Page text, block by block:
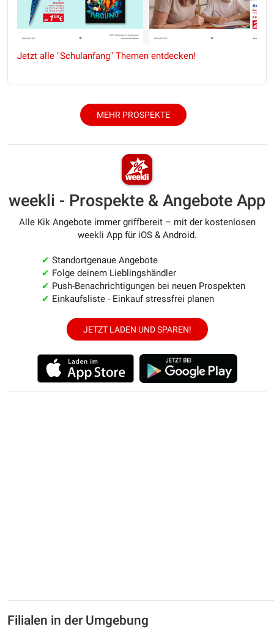
Jetzt alle "Schulanfang" Themen entdecken!
MEHR PROSPEKTE
weekli - Prospekte & Angebote App
Alle Kik Angebote immer griffbereit – mit der kostenlosen
weekli App für iOS & Android.
✔ Standortgenaue Angebote
✔ Folge deinem Lieblingshändler
✔ Push-Benachrichtigungen bei neuen Prospekten
✔ Einkaufsliste - Einkauf stressfrei planen
JETZT LADEN UND SPAREN!
Filialen in der Umgebung